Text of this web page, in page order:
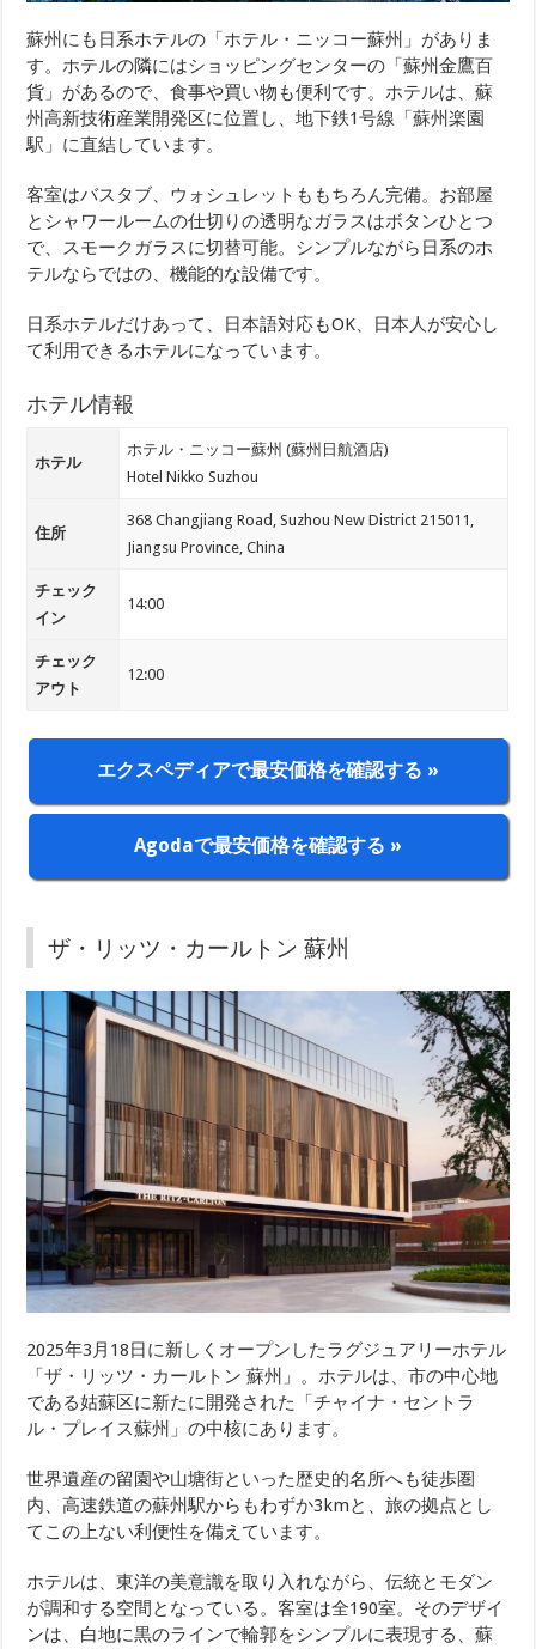
蘇州にも日系ホテルの「ホテル・ニッコー蘇州」がありま
す。ホテルの隣にはショッピングセンターの「蘇州金鷹百
貨」があるので、食事や買い物も便利です。ホテルは、蘇
州高新技術産業開発区に位置し、地下鉄1号線「蘇州楽園
駅」に直結しています。
客室はバスタブ、ウォシュレットももちろん完備。お部屋
とシャワールームの仕切りの透明なガラスはボタンひとつ
で、スモークガラスに切替可能。シンプルながら日系のホ
テルならではの、機能的な設備です。
日系ホテルだけあって、日本語対応もOK、日本人が安心し
て利用できるホテルになっています。
ホテル情報
ホテル
ホテル・ニッコー蘇州 (蘇州日航酒店)
Hotel Nikko Suzhou
住所
368 Changjiang Road, Suzhou New District 215011,
Jiangsu Province, China
チェック
イン
14:00
チェック
アウト
12:00
エクスペディアで最安価格を確認する »
Agodaで最安価格を確認する »
ザ・リッツ・カールトン 蘇州
2025年3月18日に新しくオープンしたラグジュアリーホテル
「ザ・リッツ・カールトン 蘇州」。ホテルは、市の中心地
である姑蘇区に新たに開発された「チャイナ・セントラ
ル・プレイス蘇州」の中核にあります。
世界遺産の留園や山塘街といった歴史的名所へも徒歩圏
内、高速鉄道の蘇州駅からもわずか3kmと、旅の拠点とし
てこの上ない利便性を備えています。
ホテルは、東洋の美意識を取り入れながら、伝統とモダン
が調和する空間となっている。客室は全190室。そのデザイ
ンは、白地に黒のラインで輪郭をシンプルに表現する、蘇